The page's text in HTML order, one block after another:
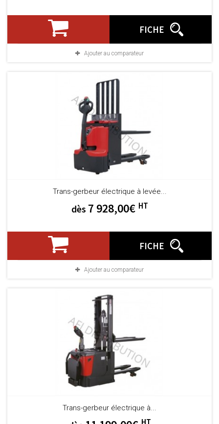
FICHE
Ajouter au comparateur
Trans-gerbeur électrique à levée...
dès 7 928,00€ HT
FICHE
Ajouter au comparateur
Trans-gerbeur électrique à...